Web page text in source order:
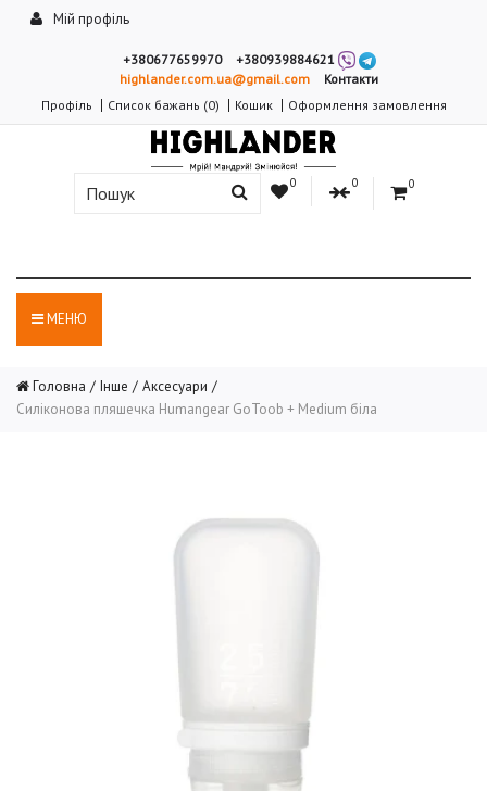
Мій профіль
+380677659970
+380939884621
highlander.com.ua@gmail.com
Контакти
Профіль
Список бажань (0) Кошик Оформлення замовлення
0 0 0
МЕНЮ
Головна Інше
Аксесуари
Силіконова пляшечка Humangear GoToob + Medium біла